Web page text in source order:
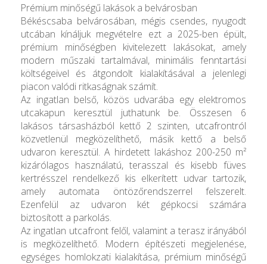
Prémium minőségű lakások a belvárosban
Békéscsaba belvárosában, mégis csendes, nyugodt
utcában kínáljuk megvételre ezt a 2025-ben épült,
prémium minőségben kivitelezett lakásokat, amely
modern műszaki tartalmával, minimális fenntartási
költségeivel és átgondolt kialakításával a jelenlegi
piacon valódi ritkaságnak számít.
Az ingatlan belső, közös udvarába egy elektromos
utcakapun keresztül juthatunk be. Összesen 6
lakásos társasházból kettő 2 szinten, utcafrontról
közvetlenül megközelíthető, másik kettő a belső
udvaron keresztül. A hirdetett lakáshoz 200-250 m²
kizárólagos használatú, terasszal és kisebb füves
kertrésszel rendelkező kis elkerített udvar tartozik,
amely automata öntözőrendszerrel felszerelt.
Ezenfelül az udvaron két gépkocsi számára
biztosított a parkolás.
Az ingatlan utcafront felől, valamint a terasz irányából
is megközelíthető. Modern építészeti megjelenése,
egységes homlokzati kialakítása, prémium minőségű